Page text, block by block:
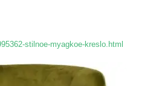
stilnoe-myagkoe-kreslo.html